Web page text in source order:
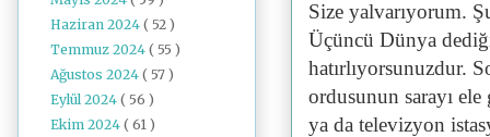
Size yalvarıyorum.
Üçüncü Dünya
hatırlıyorsunuzdur.
ordusunun sarayı
ya da televizyon
Haziran 2024( 52 )
Temmuz 2024( 55 )
Ağustos 2024( 57 )
Eylül 2024( 56 )
Ekim 2024( 61 )